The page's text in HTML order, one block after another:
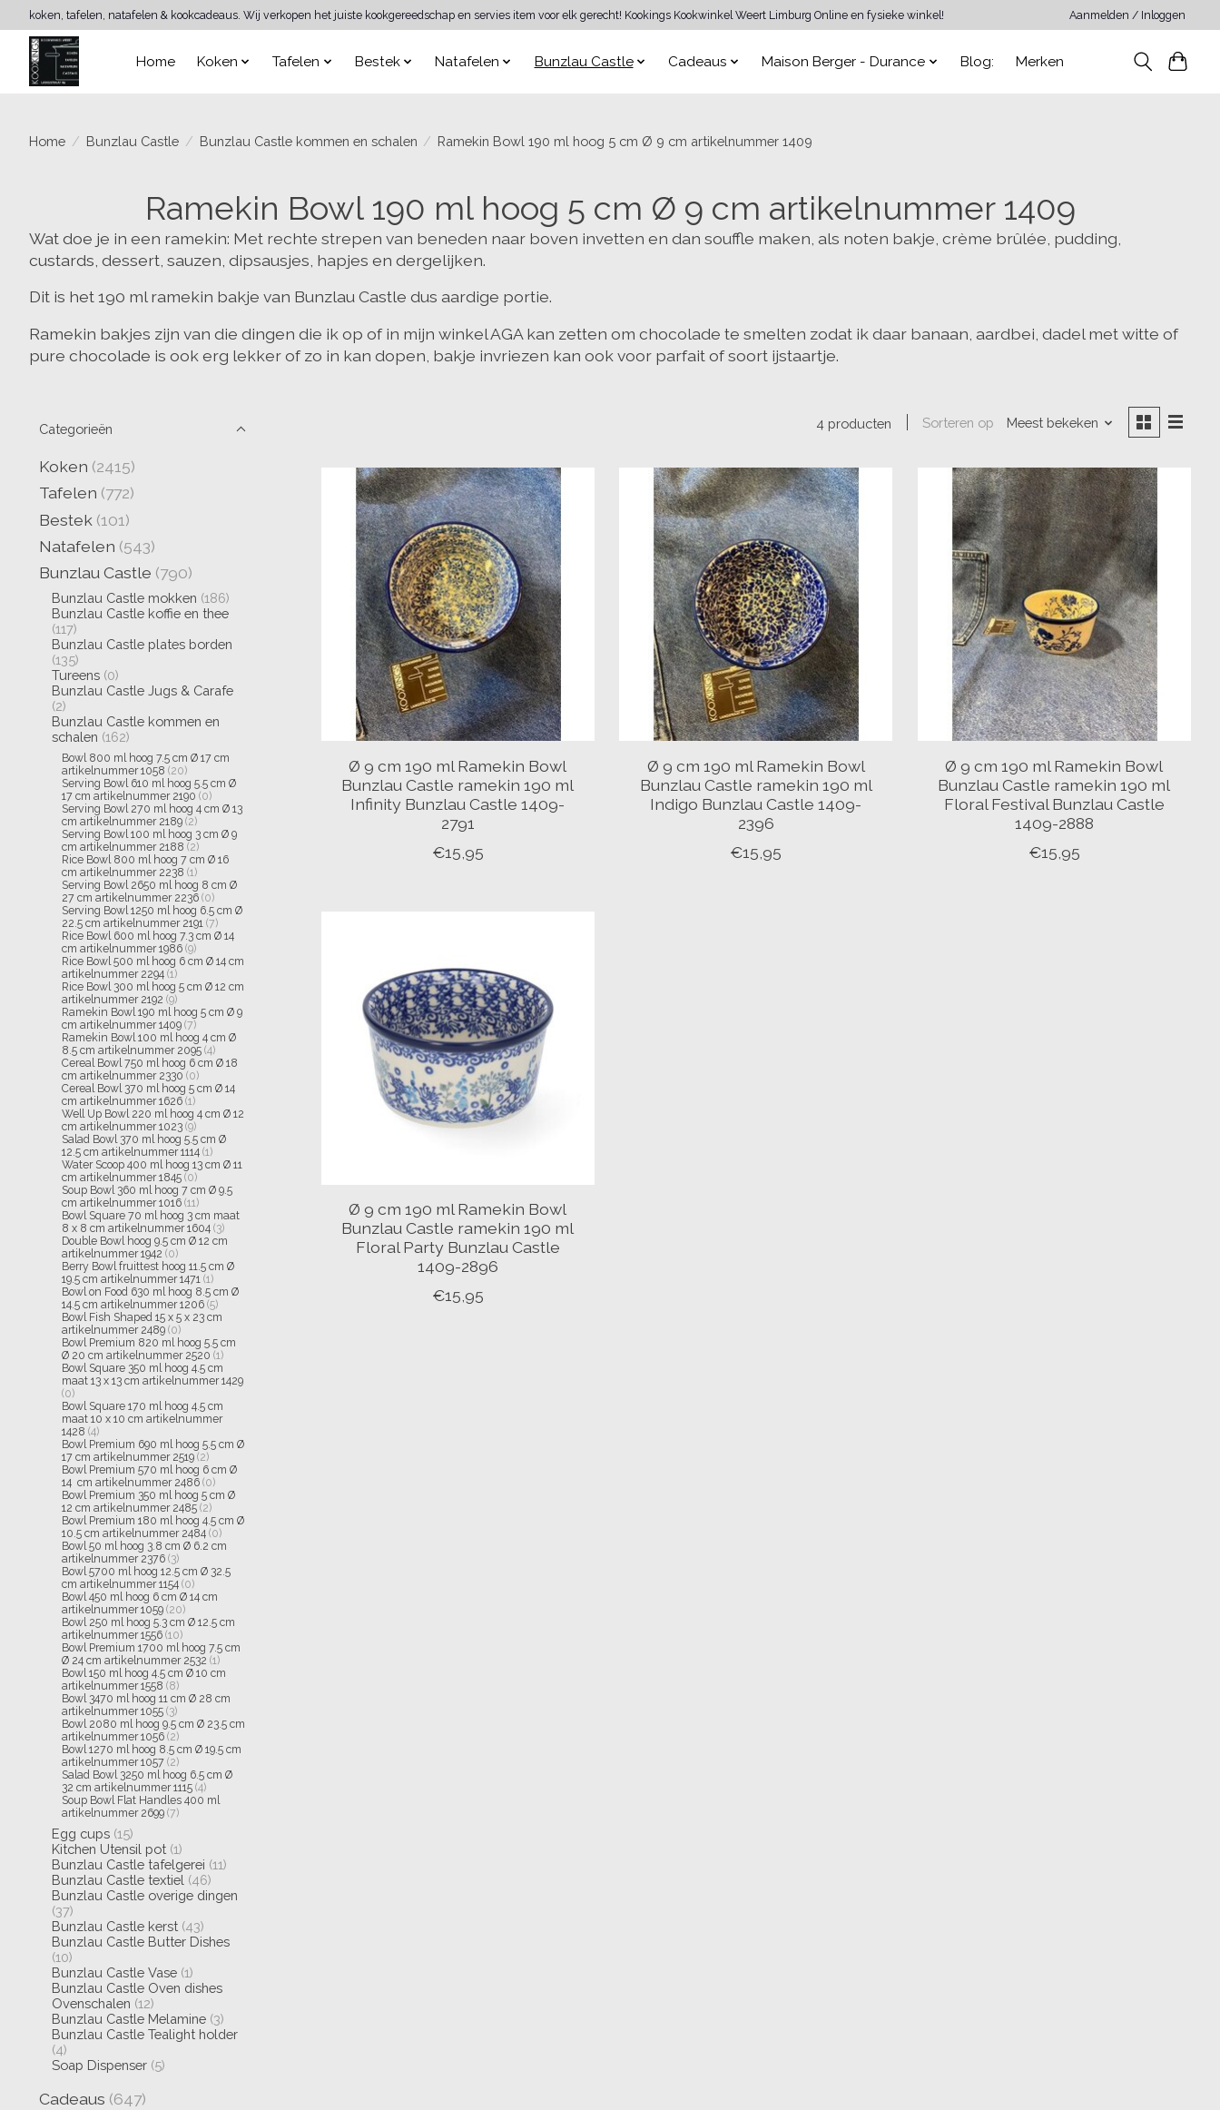
koken, tafelen, natafelen & kookcadeaus. Wij verkopen het juiste kookgereedschap en servies item voor elk gerecht! Kookings Kookwinkel Weert Limburg Online en fysieke winkel! Aanmelden / Inloggen
Home Koken Tafelen Bestek Natafelen Bunzlau Castle Cadeaus Maison Berger - Durance Blog: Merken
Home / Bunzlau Castle / Bunzlau Castle kommen en schalen / Ramekin Bowl 190 ml hoog 5 cm Ø 9 cm artikelnummer 1409
Ramekin Bowl 190 ml hoog 5 cm Ø 9 cm artikelnummer 1409
Wat doe je in een ramekin: Met rechte strepen van beneden naar boven invetten en dan souffle maken, als noten bakje, crème brûlée, pudding,
custards, dessert, sauzen, dipsausjes, hapjes en dergelijken.
Dit is het 190 ml ramekin bakje van Bunzlau Castle dus aardige portie.
Ramekin bakjes zijn van die dingen die ik op of in mijn winkel AGA kan zetten om chocolade te smelten zodat ik daar banaan, aardbei, dadel met witte of
pure chocolade is ook erg lekker of zo in kan dopen, bakje invriezen kan ook voor parfait of soort ijstaartje.
Categorieën
Koken (2415)
Tafelen (772)
Bestek (101)
Natafelen (543)
Bunzlau Castle (790)
Bunzlau Castle mokken (186)
Bunzlau Castle koffie en thee
(117)
Bunzlau Castle plates borden
(135)
Tureens (0)
Bunzlau Castle Jugs & Carafe
(2)
Bunzlau Castle kommen en
schalen (162)
Bowl 800 ml hoog 7.5 cm Ø 17 cm
artikelnummer 1058 (20)
Serving Bowl 610 ml hoog 5.5 cm Ø
17 cm artikelnummer 2190 (0)
Serving Bowl 270 ml hoog 4 cm Ø 13
cm artikelnummer 2189 (2)
Serving Bowl 100 ml hoog 3 cm Ø 9
cm artikelnummer 2188 (2)
Rice Bowl 800 ml hoog 7 cm Ø 16
cm artikelnummer 2238 (1)
Serving Bowl 2650 ml hoog 8 cm Ø
27 cm artikelnummer 2236 (0)
Serving Bowl 1250 ml hoog 6.5 cm Ø
22.5 cm artikelnummer 2191 (7)
Rice Bowl 600 ml hoog 7.3 cm Ø 14
cm artikelnummer 1986 (9)
Rice Bowl 500 ml hoog 6 cm Ø 14 cm
artikelnummer 2294 (1)
Rice Bowl 300 ml hoog 5 cm Ø 12 cm
artikelnummer 2192 (9)
Ramekin Bowl 190 ml hoog 5 cm Ø 9
cm artikelnummer 1409 (7)
Ramekin Bowl 100 ml hoog 4 cm Ø
8.5 cm artikelnummer 2095 (4)
Cereal Bowl 750 ml hoog 6 cm Ø 18
cm artikelnummer 2330 (0)
Cereal Bowl 370 ml hoog 5 cm Ø 14
cm artikelnummer 1626 (1)
Well Up Bowl 220 ml hoog 4 cm Ø 12
cm artikelnummer 1023 (9)
Salad Bowl 370 ml hoog 5.5 cm Ø
12.5 cm artikelnummer 1114 (1)
Water Scoop 400 ml hoog 13 cm Ø 11
cm artikelnummer 1845 (0)
Soup Bowl 360 ml hoog 7 cm Ø 9.5
cm artikelnummer 1016 (11)
Bowl Square 70 ml hoog 3 cm maat
8 x 8 cm artikelnummer 1604 (3)
Double Bowl hoog 9.5 cm Ø 12 cm
artikelnummer 1942 (0)
Berry Bowl fruittest hoog 11.5 cm Ø
19.5 cm artikelnummer 1471 (1)
Bowl on Food 630 ml hoog 8.5 cm Ø
14.5 cm artikelnummer 1206 (5)
Bowl Fish Shaped 15 x 5 x 23 cm
artikelnummer 2489 (0)
Bowl Premium 820 ml hoog 5.5 cm
Ø 20 cm artikelnummer 2520 (1)
Bowl Square 350 ml hoog 4.5 cm
maat 13 x 13 cm artikelnummer 1429
(0)
Bowl Square 170 ml hoog 4.5 cm
maat 10 x 10 cm artikelnummer
1428 (4)
Bowl Premium 690 ml hoog 5.5 cm Ø
17 cm artikelnummer 2519 (2)
Bowl Premium 570 ml hoog 6 cm Ø
14 cm artikelnummer 2486 (0)
Bowl Premium 350 ml hoog 5 cm Ø
12 cm artikelnummer 2485 (2)
Bowl Premium 180 ml hoog 4.5 cm Ø
10.5 cm artikelnummer 2484 (0)
Bowl 50 ml hoog 3.8 cm Ø 6.2 cm
artikelnummer 2376 (3)
Bowl 5700 ml hoog 12.5 cm Ø 32.5
cm artikelnummer 1154 (0)
Bowl 450 ml hoog 6 cm Ø 14 cm
artikelnummer 1059 (20)
Bowl 250 ml hoog 5.3 cm Ø 12.5 cm
artikelnummer 1556 (10)
Bowl Premium 1700 ml hoog 7.5 cm
Ø 24 cm artikelnummer 2532 (1)
Bowl 150 ml hoog 4.5 cm Ø 10 cm
artikelnummer 1558 (8)
Bowl 3470 ml hoog 11 cm Ø 28 cm
artikelnummer 1055 (3)
Bowl 2080 ml hoog 9.5 cm Ø 23.5 cm
artikelnummer 1056 (2)
Bowl 1270 ml hoog 8.5 cm Ø 19.5 cm
artikelnummer 1057 (2)
Salad Bowl 3250 ml hoog 6.5 cm Ø
32 cm artikelnummer 1115 (4)
Soup Bowl Flat Handles 400 ml
artikelnummer 2699 (7)
Egg cups (15)
Kitchen Utensil pot (1)
Bunzlau Castle tafelgerei (11)
Bunzlau Castle textiel (46)
Bunzlau Castle overige dingen
(37)
Bunzlau Castle kerst (43)
Bunzlau Castle Butter Dishes
(10)
Bunzlau Castle Vase (1)
Bunzlau Castle Oven dishes
Ovenschalen (12)
Bunzlau Castle Melamine (3)
Bunzlau Castle Tealight holder
(4)
Soap Dispenser (5)
Cadeaus (647)
4 producten Sorteren op Meest bekeken
Ø 9 cm 190 ml Ramekin Bowl
Bunzlau Castle ramekin 190 ml
Infinity Bunzlau Castle 1409-
2791
€15,95
Ø 9 cm 190 ml Ramekin Bowl
Bunzlau Castle ramekin 190 ml
Indigo Bunzlau Castle 1409-
2396
€15,95
Ø 9 cm 190 ml Ramekin Bowl
Bunzlau Castle ramekin 190 ml
Floral Festival Bunzlau Castle
1409-2888
€15,95
Ø 9 cm 190 ml Ramekin Bowl
Bunzlau Castle ramekin 190 ml
Floral Party Bunzlau Castle
1409-2896
€15,95